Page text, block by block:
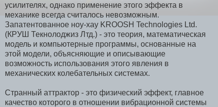
усилителях, однако применение этого эффекта в
механике всегда считалось невозможным.
Запатентованное ноу-хау KROOSH Technologies Ltd.
(КРУШ Текнолоджиз Лтд.) - это теория, математическая
модель и компьютерные программы, основанные на
этой модели, объясняющие и описывающие
возможность использования этого явления в
механических колебательных системах.
Странный аттрактор - это физический эффект, главное
качество которого в отношении вибрационной системы